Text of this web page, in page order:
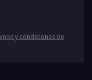
y condiciones de